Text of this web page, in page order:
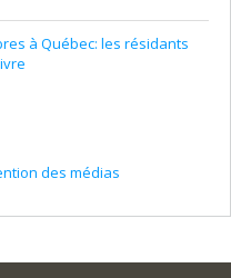
à Québec: les résidants
des médias